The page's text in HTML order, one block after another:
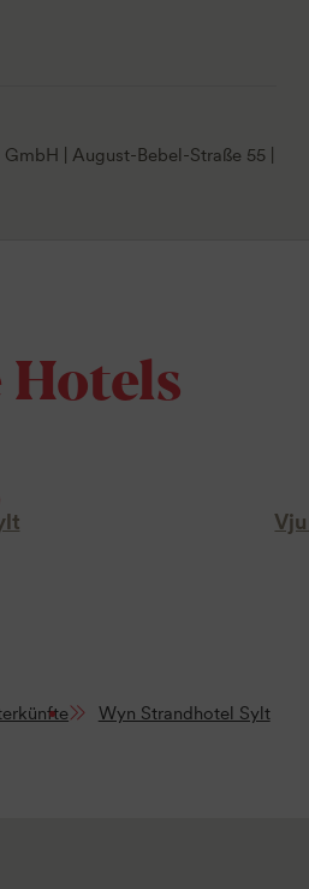
| August-Bebel-Straße 55 |
Hotels
Wyn Strandhotel Sylt